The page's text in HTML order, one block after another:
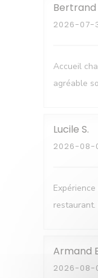
Bertrand
2026-07-
Accueil
agréable
Lucile S
2026-08-
Armand
2026-08-